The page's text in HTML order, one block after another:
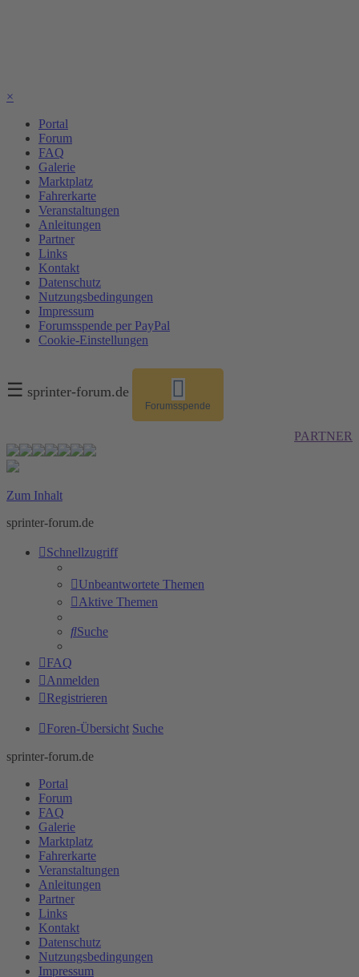
×
Portal
Forum
FAQ
Galerie
Marktplatz
Fahrerkarte
Veranstaltungen
Anleitungen
Partner
Links
Kontakt
Datenschutz
Nutzungsbedingungen
Impressum
Forumsspende per PayPal
Cookie-Einstellungen
☰ sprinter-forum.de
Forumsspende
PARTNER
Zum Inhalt
sprinter-forum.de
Schnellzugriff
Unbeantwortete Themen
Aktive Themen
Suche
FAQ
Anmelden
Registrieren
Foren-Übersicht Suche
sprinter-forum.de
Portal
Forum
FAQ
Galerie
Marktplatz
Fahrerkarte
Veranstaltungen
Anleitungen
Partner
Links
Kontakt
Datenschutz
Nutzungsbedingungen
Impressum